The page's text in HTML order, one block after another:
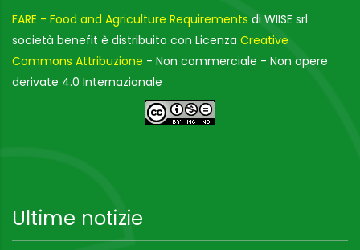
FARE - Food and Agriculture Requirements di WIISE srl
società benefit è distribuito con Licenza Creative
Commons Attribuzione - Non commerciale - Non opere
derivate 4.0 Internazionale
Ultime notizie